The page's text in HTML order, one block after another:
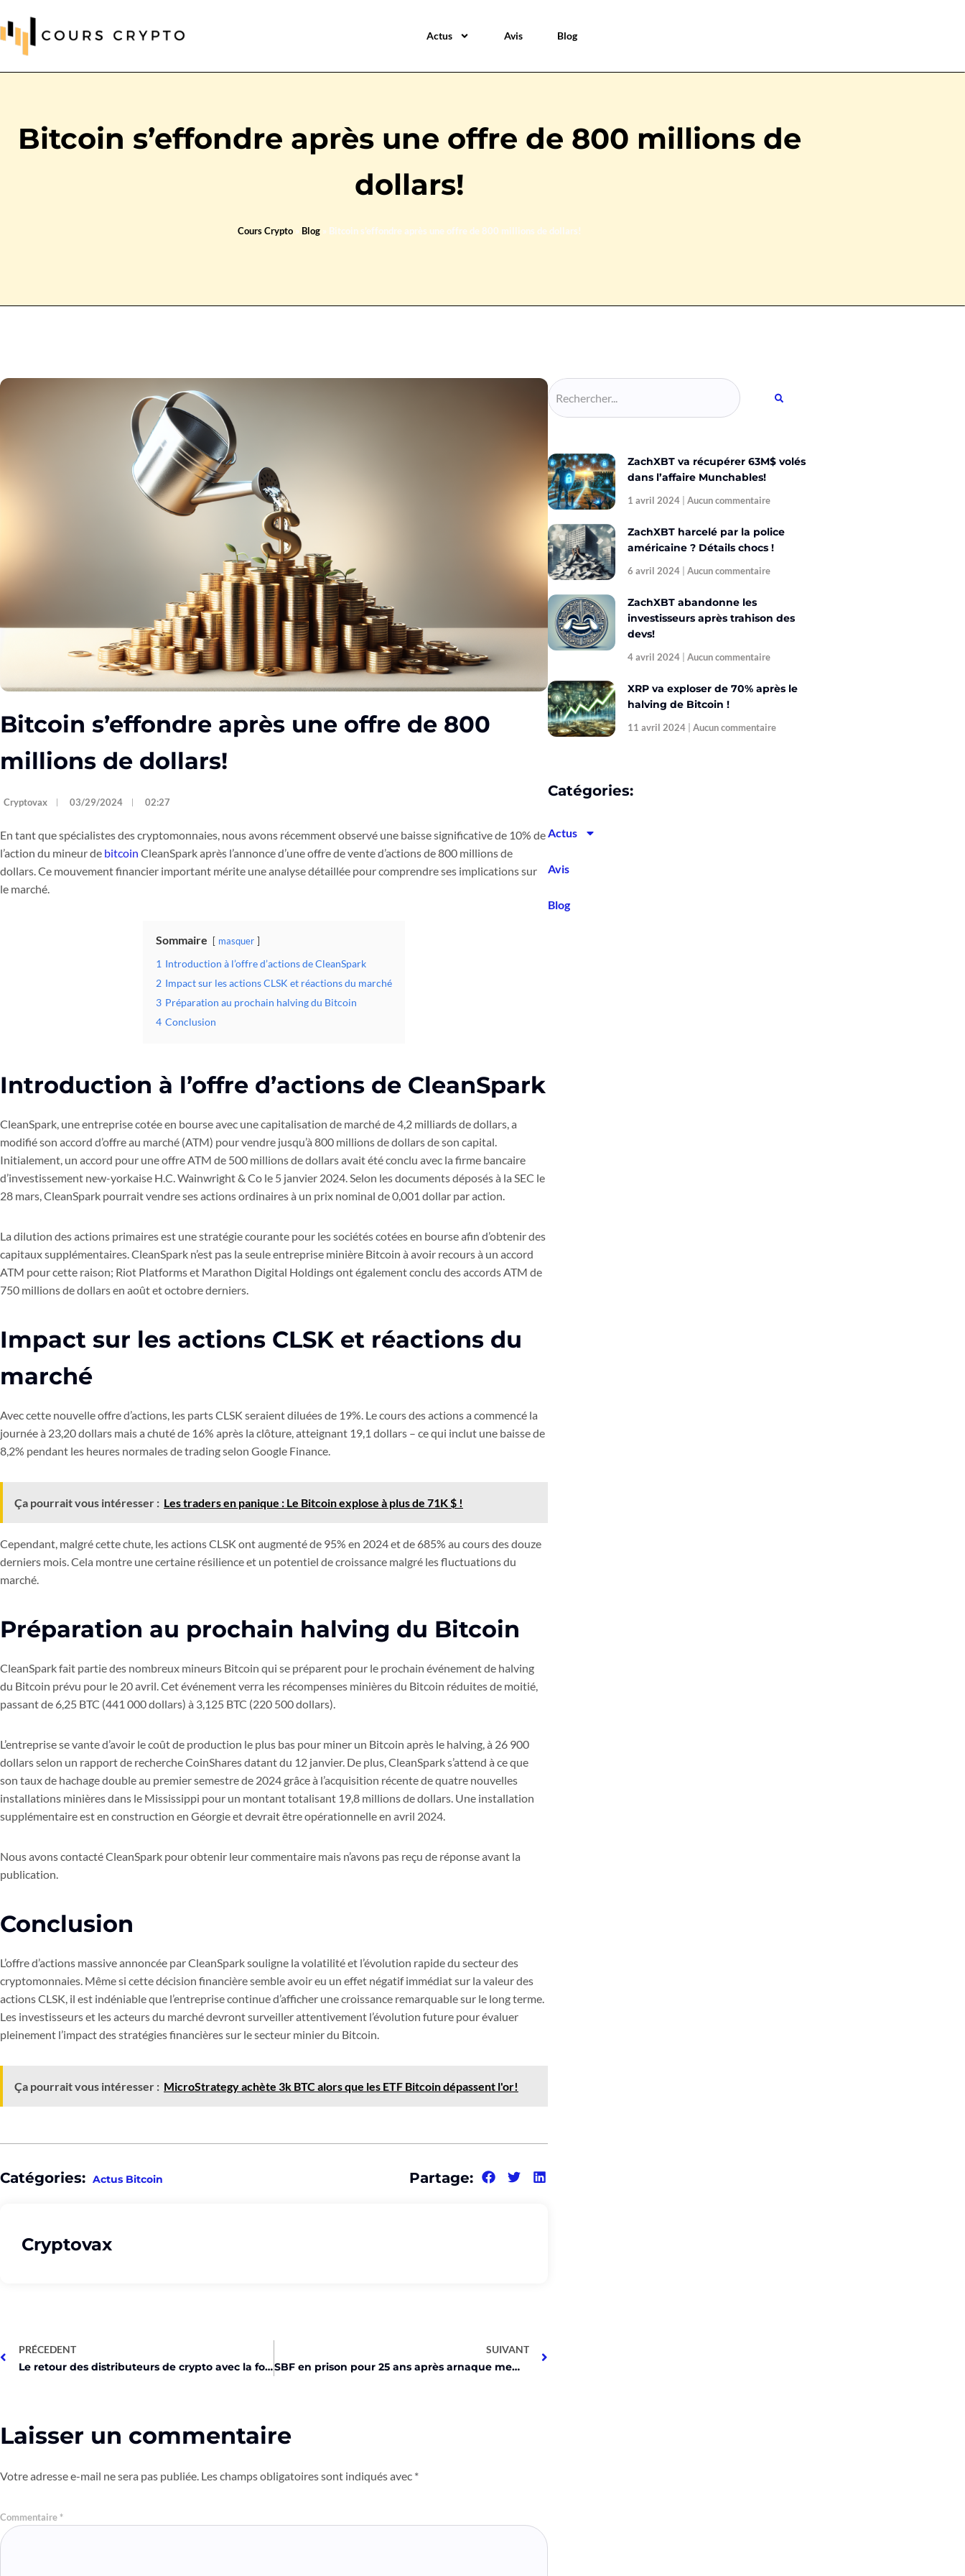
Actus Avis Blog
Bitcoin s’effondre après une offre de 800 millions de
dollars!
Cours Crypto» Blog» Bitcoin s’effondre après une offre de 800 millions de dollars!
Bitcoin s’effondre après une offre de 800
millions de dollars!
Cryptovax 03/29/2024 02:27
En tant que spécialistes des cryptomonnaies, nous avons récemment observé une baisse significative de 10% de
l’action du mineur de bitcoin CleanSpark après l’annonce d’une offre de vente d’actions de 800 millions de
dollars. Ce mouvement financier important mérite une analyse détaillée pour comprendre ses implications sur
le marché.
Sommaire masquer
1 Introduction à l’offre d’actions de CleanSpark
2 Impact sur les actions CLSK et réactions du marché
3 Préparation au prochain halving du Bitcoin
4 Conclusion
Introduction à l’offre d’actions de CleanSpark
CleanSpark, une entreprise cotée en bourse avec une capitalisation de marché de 4,2 milliards de dollars, a
modifié son accord d’offre au marché (ATM) pour vendre jusqu’à 800 millions de dollars de son capital.
Initialement, un accord pour une offre ATM de 500 millions de dollars avait été conclu avec la firme bancaire
d’investissement new-yorkaise H.C. Wainwright & Co le 5 janvier 2024. Selon les documents déposés à la SEC le
28 mars, CleanSpark pourrait vendre ses actions ordinaires à un prix nominal de 0,001 dollar par action.
La dilution des actions primaires est une stratégie courante pour les sociétés cotées en bourse afin d’obtenir des
capitaux supplémentaires. CleanSpark n’est pas la seule entreprise minière Bitcoin à avoir recours à un accord
ATM pour cette raison; Riot Platforms et Marathon Digital Holdings ont également conclu des accords ATM de
750 millions de dollars en août et octobre derniers.
Impact sur les actions CLSK et réactions du
marché
Avec cette nouvelle offre d’actions, les parts CLSK seraient diluées de 19%. Le cours des actions a commencé la
journée à 23,20 dollars mais a chuté de 16% après la clôture, atteignant 19,1 dollars – ce qui inclut une baisse de
8,2% pendant les heures normales de trading selon Google Finance.
Ça pourrait vous intéresser : Les traders en panique : Le Bitcoin explose à plus de 71K $ !
Cependant, malgré cette chute, les actions CLSK ont augmenté de 95% en 2024 et de 685% au cours des douze
derniers mois. Cela montre une certaine résilience et un potentiel de croissance malgré les fluctuations du
marché.
Préparation au prochain halving du Bitcoin
CleanSpark fait partie des nombreux mineurs Bitcoin qui se préparent pour le prochain événement de halving
du Bitcoin prévu pour le 20 avril. Cet événement verra les récompenses minières du Bitcoin réduites de moitié,
passant de 6,25 BTC (441 000 dollars) à 3,125 BTC (220 500 dollars).
L’entreprise se vante d’avoir le coût de production le plus bas pour miner un Bitcoin après le halving, à 26 900
dollars selon un rapport de recherche CoinShares datant du 12 janvier. De plus, CleanSpark s’attend à ce que
son taux de hachage double au premier semestre de 2024 grâce à l’acquisition récente de quatre nouvelles
installations minières dans le Mississippi pour un montant totalisant 19,8 millions de dollars. Une installation
supplémentaire est en construction en Géorgie et devrait être opérationnelle en avril 2024.
Nous avons contacté CleanSpark pour obtenir leur commentaire mais n’avons pas reçu de réponse avant la
publication.
Conclusion
L’offre d’actions massive annoncée par CleanSpark souligne la volatilité et l’évolution rapide du secteur des
cryptomonnaies. Même si cette décision financière semble avoir eu un effet négatif immédiat sur la valeur des
actions CLSK, il est indéniable que l’entreprise continue d’afficher une croissance remarquable sur le long terme.
Les investisseurs et les acteurs du marché devront surveiller attentivement l’évolution future pour évaluer
pleinement l’impact des stratégies financières sur le secteur minier du Bitcoin.
Ça pourrait vous intéresser : MicroStrategy achète 3k BTC alors que les ETF Bitcoin dépassent l'or!
Catégories: Actus Bitcoin Partage:
Cryptovax
PRÉCEDENT
Le retour des distributeurs de crypto avec la folie du Bitcoin!
SUIVANT
SBF en prison pour 25 ans après arnaque memecoins!
Laisser un commentaire
Votre adresse e-mail ne sera pas publiée. Les champs obligatoires sont indiqués avec *
Commentaire*
ZachXBT va récupérer 63M$ volés
dans l’affaire Munchables!
1 avril 2024 Aucun commentaire
ZachXBT harcelé par la police
américaine ? Détails chocs !
6 avril 2024 Aucun commentaire
ZachXBT abandonne les
investisseurs après trahison des
devs!
4 avril 2024 Aucun commentaire
XRP va exploser de 70% après le
halving de Bitcoin !
11 avril 2024 Aucun commentaire
Catégories:
Actus
Avis
Blog